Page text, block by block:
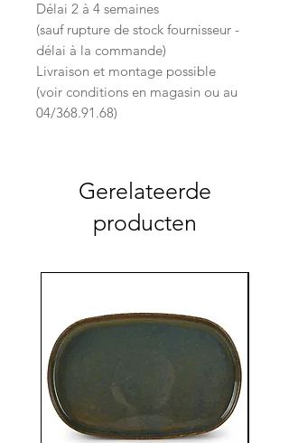
Délai 2 à 4 semaines
(sauf rupture de stock fournisseur -
délai à la commande)
Livraison et montage possible
(voir conditions en magasin ou au
04/368.91.68)
Gerelateerde
producten